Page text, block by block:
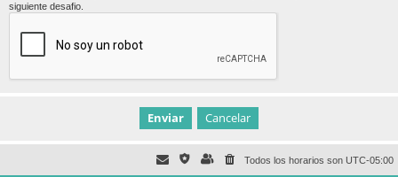
siguiente desafio.
Todos los horarios son UTC-05:00